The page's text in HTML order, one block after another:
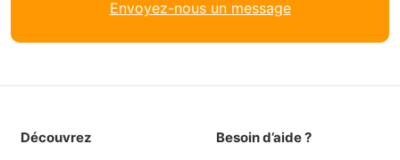
Informaticien Villers-
Informaticien Athus
Informaticien Lacuisine
Informaticien Assenois
Informaticien Martelange
Informaticien Hamipré
Envoyez-nous un message
Découvrez
Besoin d’aide ?